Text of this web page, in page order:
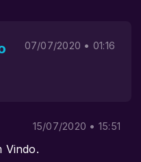
07/07/2020 • 01:16
15/07/2020 • 15:51
Vindo.